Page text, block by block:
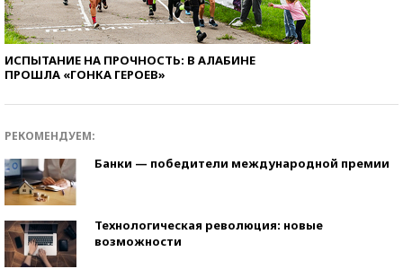
ИСПЫТАНИЕ НА ПРОЧНОСТЬ: В АЛАБИНЕ
ПРОШЛА «ГОНКА ГЕРОЕВ»
РЕКОМЕНДУЕМ:
Банки — победители международной премии
Технологическая революция: новые
возможности